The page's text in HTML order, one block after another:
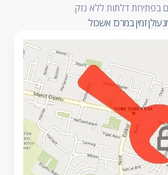
בפתיחת דלתות ללא נזק.
זמין במרכז אשכול